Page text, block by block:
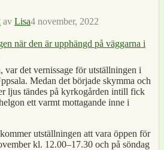
av Lisa4 november, 2022
var det vernissage för utställningen i
Medan det började skymma och
ljus tändes på kyrkogården intill fick
ett varmt mottagande inne i
utställningen att vara öppen för
kl. 12.00–17.30 och på söndag